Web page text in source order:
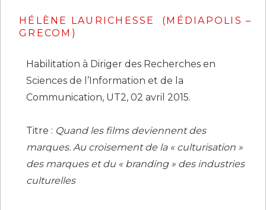
HÉLÈNE LAURICHESSE (MÉDIAPOLIS –
GRECOM)
Habilitation à Diriger des Recherches en
Sciences de l’Information et de la
Communication, UT2, 02 avril 2015.
Titre : Quand les films deviennent des
marques. Au croisement de la « culturisation »
des marques et du « branding » des industries
culturelles